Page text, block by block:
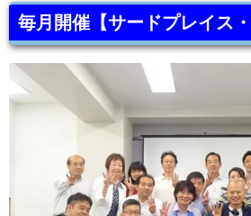
毎月開催【サードプレイス・